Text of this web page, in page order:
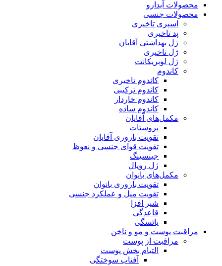
محصولات آیدارو
محصولات جنسی
اسپری تاخیری
پد تاخیری
ژل بهداشتی آقایان
ژل تاخیری
ژل لوبریکانت
کاندوم
کاندوم تاخیری
کاندوم ترکیبی
کاندوم خاردار
کاندوم ساده
مکمل‌های آقایان
پروستات
تقویت باروری آقایان
تقویت قوای جنسی و نعوظ
جینسینگ
ژل رویال
مکمل‌های بانوان
تقویت باروری بانوان
تقویت میل و عملکرد جنسی
شیر افزا
قاعدگی
یائسگی
مراقبت پوست و مو و ناخن
مراقبت از پوست
التیام بخش پوست
آفتاب سوختگی